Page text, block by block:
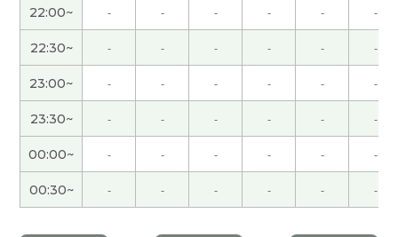
この度は親身になってご相談に応じていただきあり
がとうございました！的確なアドバイスと今後すべ
きことが明確になりました。コツコツ実践しレベ
ルUPを図ります。今後ともよろしくお願いしま
す。( 女性 )
具体的な学習方法のアドバイスをもらえました。
日本語ネイティブならではの中国語学習の苦労を共
有できて励みになりました。( 30代 女性 )
22:00~ - - - - - -
22:30~ - - - - - -
23:00~ - - - - - -
23:30~ - - - - - -
00:00~ - - - - - -
00:30~ - - - - - -